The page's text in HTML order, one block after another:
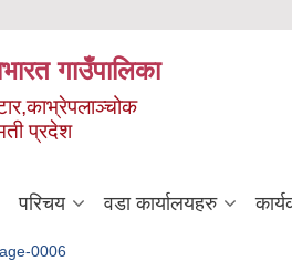
गाउँपालिका
प्रदेश
परिचय वडा कार्यालयहरु